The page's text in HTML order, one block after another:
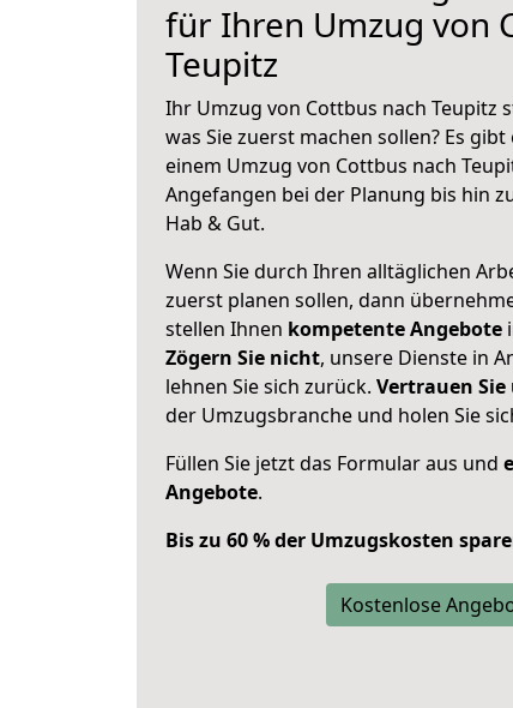
für Ihren Umzug von
Teupitz
Ihr Umzug von Cottbus nach Teupitz
was Sie zuerst machen sollen? Es
einem Umzug von Cottbus nach
Angefangen bei der Planung bis hin
Hab & Gut.
Wenn Sie durch Ihren alltäglichen
zuerst planen sollen, dann
stellen Ihnen kompetente Angebote
Zögern Sie nicht, unsere Dienste in
lehnen Sie sich zurück. Vertrauen Sie
der Umzugsbranche und holen Sie
Füllen Sie jetzt das Formular aus und
Angebote.
Bis zu 60 % der Umzugskosten
Kostenlose